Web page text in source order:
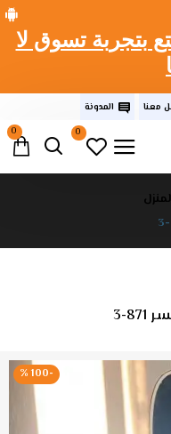
بتجربة تسوق لا
معنا
المدونة
0
0
3
-100 %